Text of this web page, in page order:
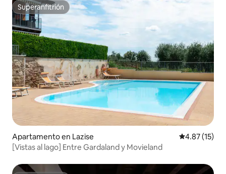
Superanfitrión
Superanfitrión
Apartamento en Lazise Calificación
4.87 (15)
[Vistas al lago] Entre Gardaland y Movieland